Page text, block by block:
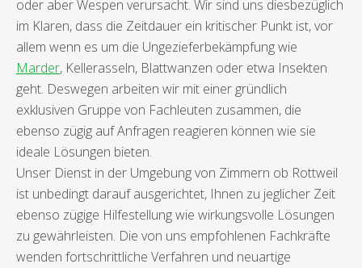
oder aber Wespen verursacht. Wir sind uns diesbezüglich
im Klaren, dass die Zeitdauer ein kritischer Punkt ist, vor
allem wenn es um die Ungezieferbekämpfung wie
Marder, Kellerasseln, Blattwanzen oder etwa Insekten
geht. Deswegen arbeiten wir mit einer gründlich
exklusiven Gruppe von Fachleuten zusammen, die
ebenso zügig auf Anfragen reagieren können wie sie
ideale Lösungen bieten.
Unser Dienst in der Umgebung von Zimmern ob Rottweil
ist unbedingt darauf ausgerichtet, Ihnen zu jeglicher Zeit
ebenso zügige Hilfestellung wie wirkungsvolle Lösungen
zu gewährleisten. Die von uns empfohlenen Fachkräfte
wenden fortschrittliche Verfahren und neuartige